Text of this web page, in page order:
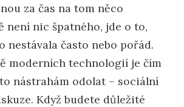
za čas na tom něco
není nic špatného, jde o to,
nestávala často nebo pořád.
moderních technologií je čím
nástrahám odolat – sociální
Když budete důležité